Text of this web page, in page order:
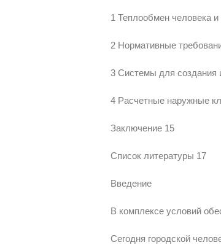
1 Теплообмен человека
2 Нормативные
3 Системы для создания
4 Расчетные наружные
Заключение 15
Список литературы 17
Введение
В комплексе условий
Сегодня городской